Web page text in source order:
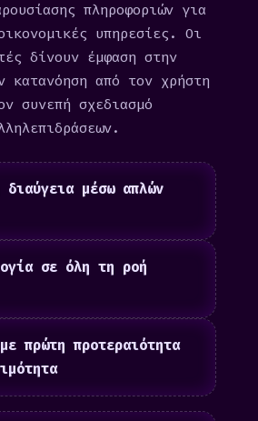
πληροφοριών για
υπηρεσίες. Οι
δίνουν έμφαση στην
κατανόηση από τον χρήστη
συνεπή σχεδιασμό
διαύγεια μέσω απλών
σε όλη τη ροή
πρώτη προτεραιότητα